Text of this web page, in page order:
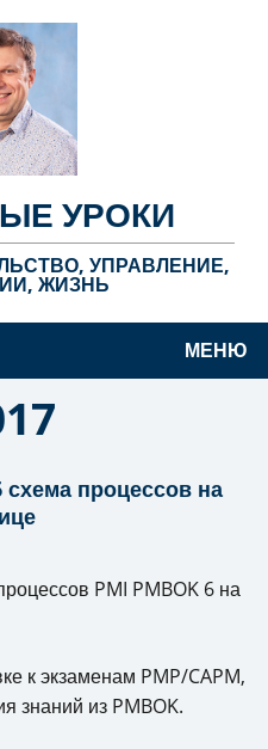
УРОКИ
УПРАВЛЕНИЕ,
ЖИЗНЬ
МЕНЮ
схема процессов на
PMI PMBOK 6 на
к экзаменам PMP/CAPM,
знаний из PMBOK.